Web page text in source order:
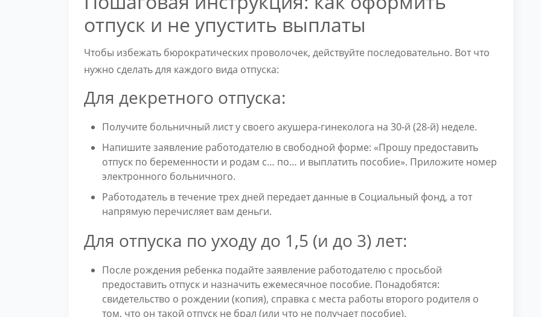
отпуск и не упустить выплаты
Чтобы избежать бюрократических проволочек, действуйте последовательно. Вот что
нужно сделать для каждого вида отпуска:
Для декретного отпуска:
Получите больничный лист у своего акушера-гинеколога на 30-й (28-й) неделе.
Напишите заявление работодателю в свободной форме: «Прошу предоставить
отпуск по беременности и родам с… по… и выплатить пособие». Приложите номер
электронного больничного.
Работодатель в течение трех дней передает данные в Социальный фонд, а тот
напрямую перечисляет вам деньги.
Для отпуска по уходу до 1,5 (и до 3) лет:
После рождения ребенка подайте заявление работодателю с просьбой
предоставить отпуск и назначить ежемесячное пособие. Понадобятся:
свидетельство о рождении (копия), справка с места работы второго родителя о
том, что он такой отпуск не брал (или что не получает пособие).